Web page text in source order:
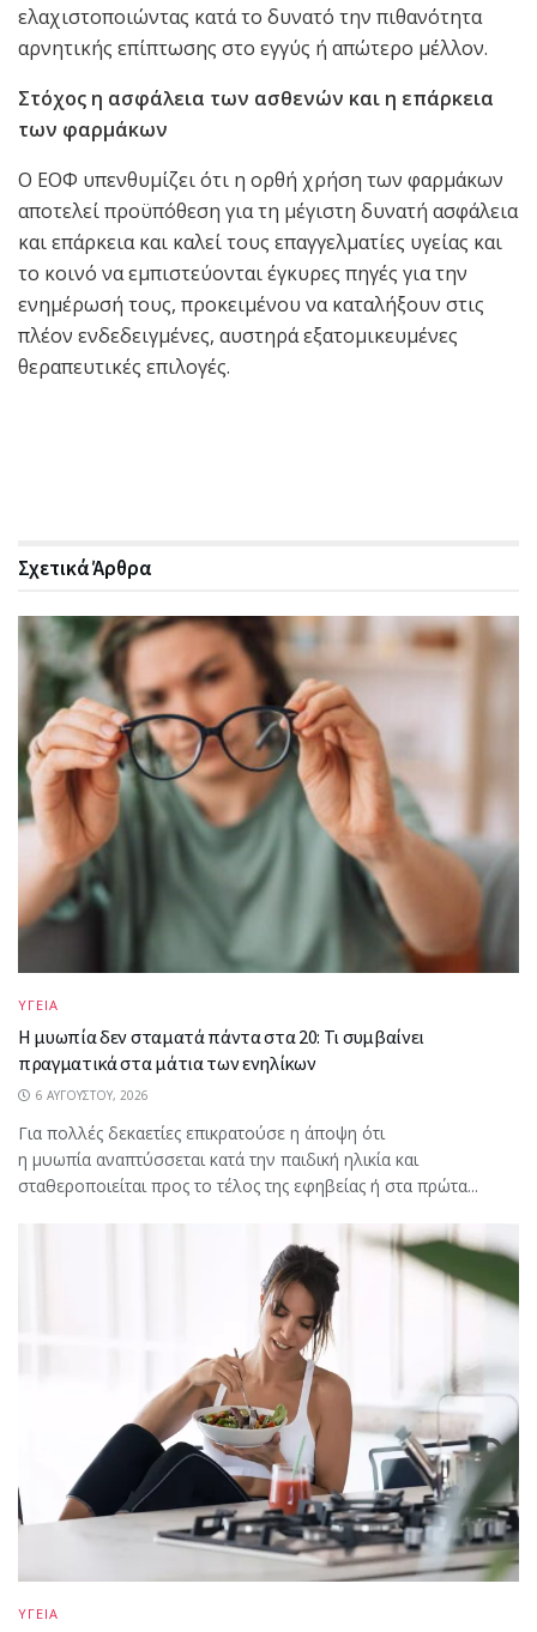
ελαχιστοποιώντας κατά το δυνατό την πιθανότητα
αρνητικής επίπτωσης στο εγγύς ή απώτερο μέλλον.
Στόχος η ασφάλεια των ασθενών και η επάρκεια
των φαρμάκων
Ο ΕΟΦ υπενθυμίζει ότι η ορθή χρήση των φαρμάκων
αποτελεί προϋπόθεση για τη μέγιστη δυνατή ασφάλεια
και επάρκεια και καλεί τους επαγγελματίες υγείας και
το κοινό να εμπιστεύονται έγκυρες πηγές για την
ενημέρωσή τους, προκειμένου να καταλήξουν στις
πλέον ενδεδειγμένες, αυστηρά εξατομικευμένες
θεραπευτικές επιλογές.
ΣχετικάΆρθρα
ΥΓΕΙΑ
Η μυωπία δεν σταματά πάντα στα 20: Τι συμβαίνει
πραγματικά στα μάτια των ενηλίκων
6 ΑΥΓΟΎΣΤΟΥ, 2026
Για πολλές δεκαετίες επικρατούσε η άποψη ότι
η μυωπία αναπτύσσεται κατά την παιδική ηλικία και
σταθεροποιείται προς το τέλος της εφηβείας ή στα πρώτα...
ΥΓΕΙΑ